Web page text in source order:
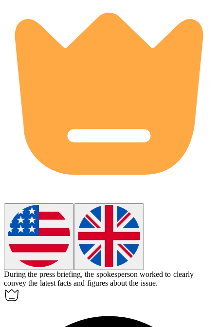
During the press briefing, the spokesperson worked to clearly
convey the latest facts and figures about the issue.